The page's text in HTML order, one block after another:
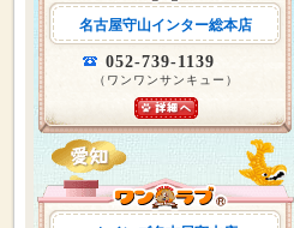
名古屋守山インター総本店
052-739-1139
（ワンワンサンキュー）